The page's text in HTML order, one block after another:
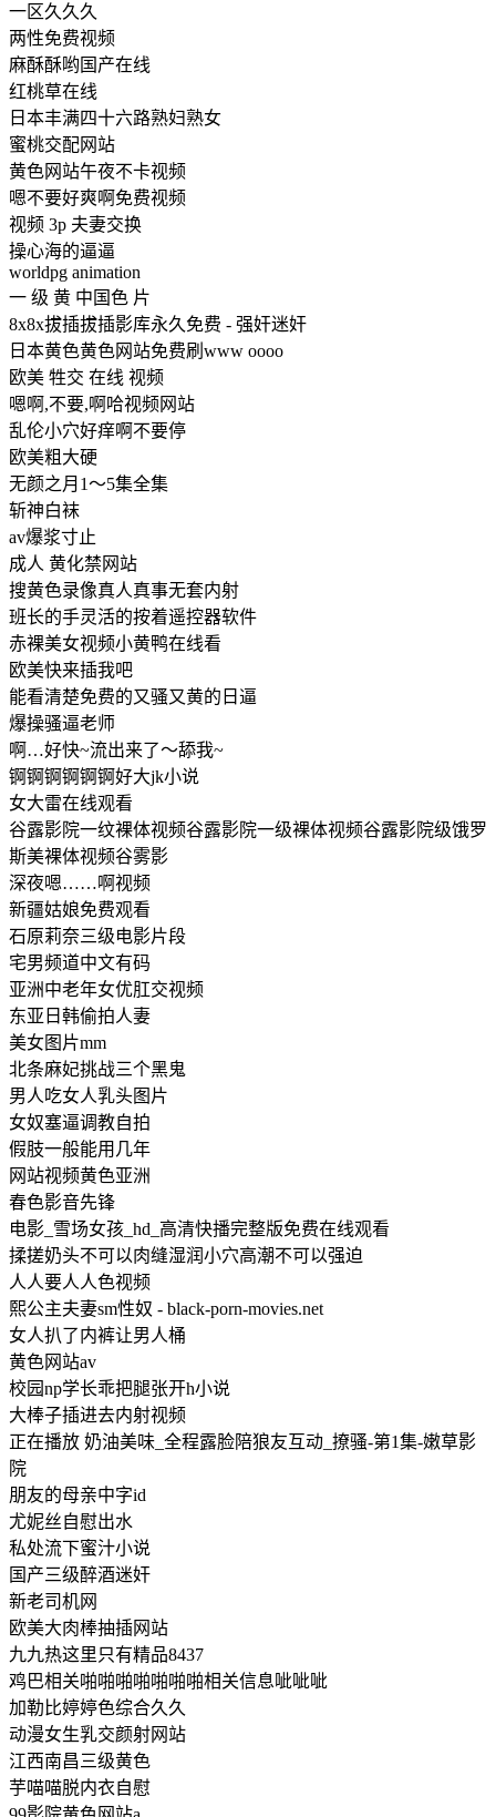
一区久久久
两性免费视频
麻酥酥哟国产在线
红桃草在线
日本丰满四十六路熟妇熟女
蜜桃交配网站
黄色网站午夜不卡视频
嗯不要好爽啊免费视频
视频 3p 夫妻交换
操心海的逼逼
worldpg animation
一 级 黄 中国色 片
8x8x拔插拔插影库永久免费 - 强奸迷奸
日本黄色黄色网站免费刷www oooo
欧美 牲交 在线 视频
嗯啊,不要,啊哈视频网站
乱伦小穴好痒啊不要停
欧美粗大硬
无颜之月1～5集全集
斩神白袜
av爆浆寸止
成人 黄化禁网站
搜黄色录像真人真事无套内射
班长的手灵活的按着遥控器软件
赤裸美女视频小黄鸭在线看
欧美快来插我吧
能看清楚免费的又骚又黄的日逼
爆操骚逼老师
啊…好快~流出来了～舔我~
锕锕锕锕锕锕好大jk小说
女大雷在线观看
谷露影院一纹裸体视频谷露影院一级裸体视频谷露影院级饿罗
斯美裸体视频谷雾影
深夜嗯……啊视频
新疆姑娘免费观看
石原莉奈三级电影片段
宅男频道中文有码
亚洲中老年女优肛交视频
东亚日韩偷拍人妻
美女图片mm
北条麻妃挑战三个黑鬼
男人吃女人乳头图片
女奴塞逼调教自拍
假肢一般能用几年
网站视频黄色亚洲
春色影音先锋
电影_雪场女孩_hd_高清快播完整版免费在线观看
揉搓奶头不可以肉缝湿润小穴高潮不可以强迫
人人要人人色视频
熙公主夫妻sm性奴 - black-porn-movies.net
女人扒了内裤让男人桶
黄色网站av
校园np学长乖把腿张开h小说
大棒子插进去内射视频
正在播放 奶油美味_全程露脸陪狼友互动_撩骚-第1集-嫩草影
院
朋友的母亲中字id
尤妮丝自慰出水
私处流下蜜汁小说
国产三级醉酒迷奸
新老司机网
欧美大肉棒抽插网站
九九热这里只有精品8437
鸡巴相关啪啪啪啪啪啪啪相关信息呲呲呲
加勒比婷婷色综合久久
动漫女生乳交颜射网站
江西南昌三级黄色
芋喵喵脱内衣自慰